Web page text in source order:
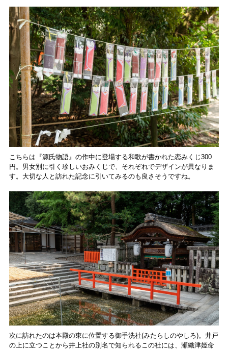
こちらは『源氏物語』の作中に登場する和歌が書かれた恋みくじ300
円。男女別に引く珍しいおみくじで、それぞれでデザインが異なりま
す。大切な人と訪れた記念に引いてみるのも良さそうですね。
次に訪れたのは本殿の東に位置する御手洗社(みたらしのやしろ)。井戸
の上に立つことから井上社の別名で知られるこの社には、瀬織津姫命